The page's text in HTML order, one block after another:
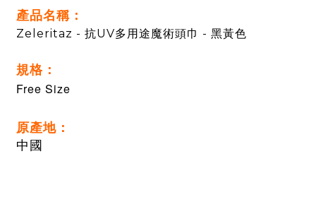
產品名稱：
Zeleritaz - 抗UV多用途魔術頭巾 - 黑黃色
規格：
Free Size
原產地：
中國